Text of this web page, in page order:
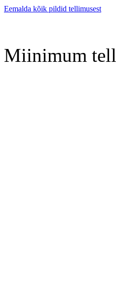
Eemalda kõik pildid tellimusest
Miinimum